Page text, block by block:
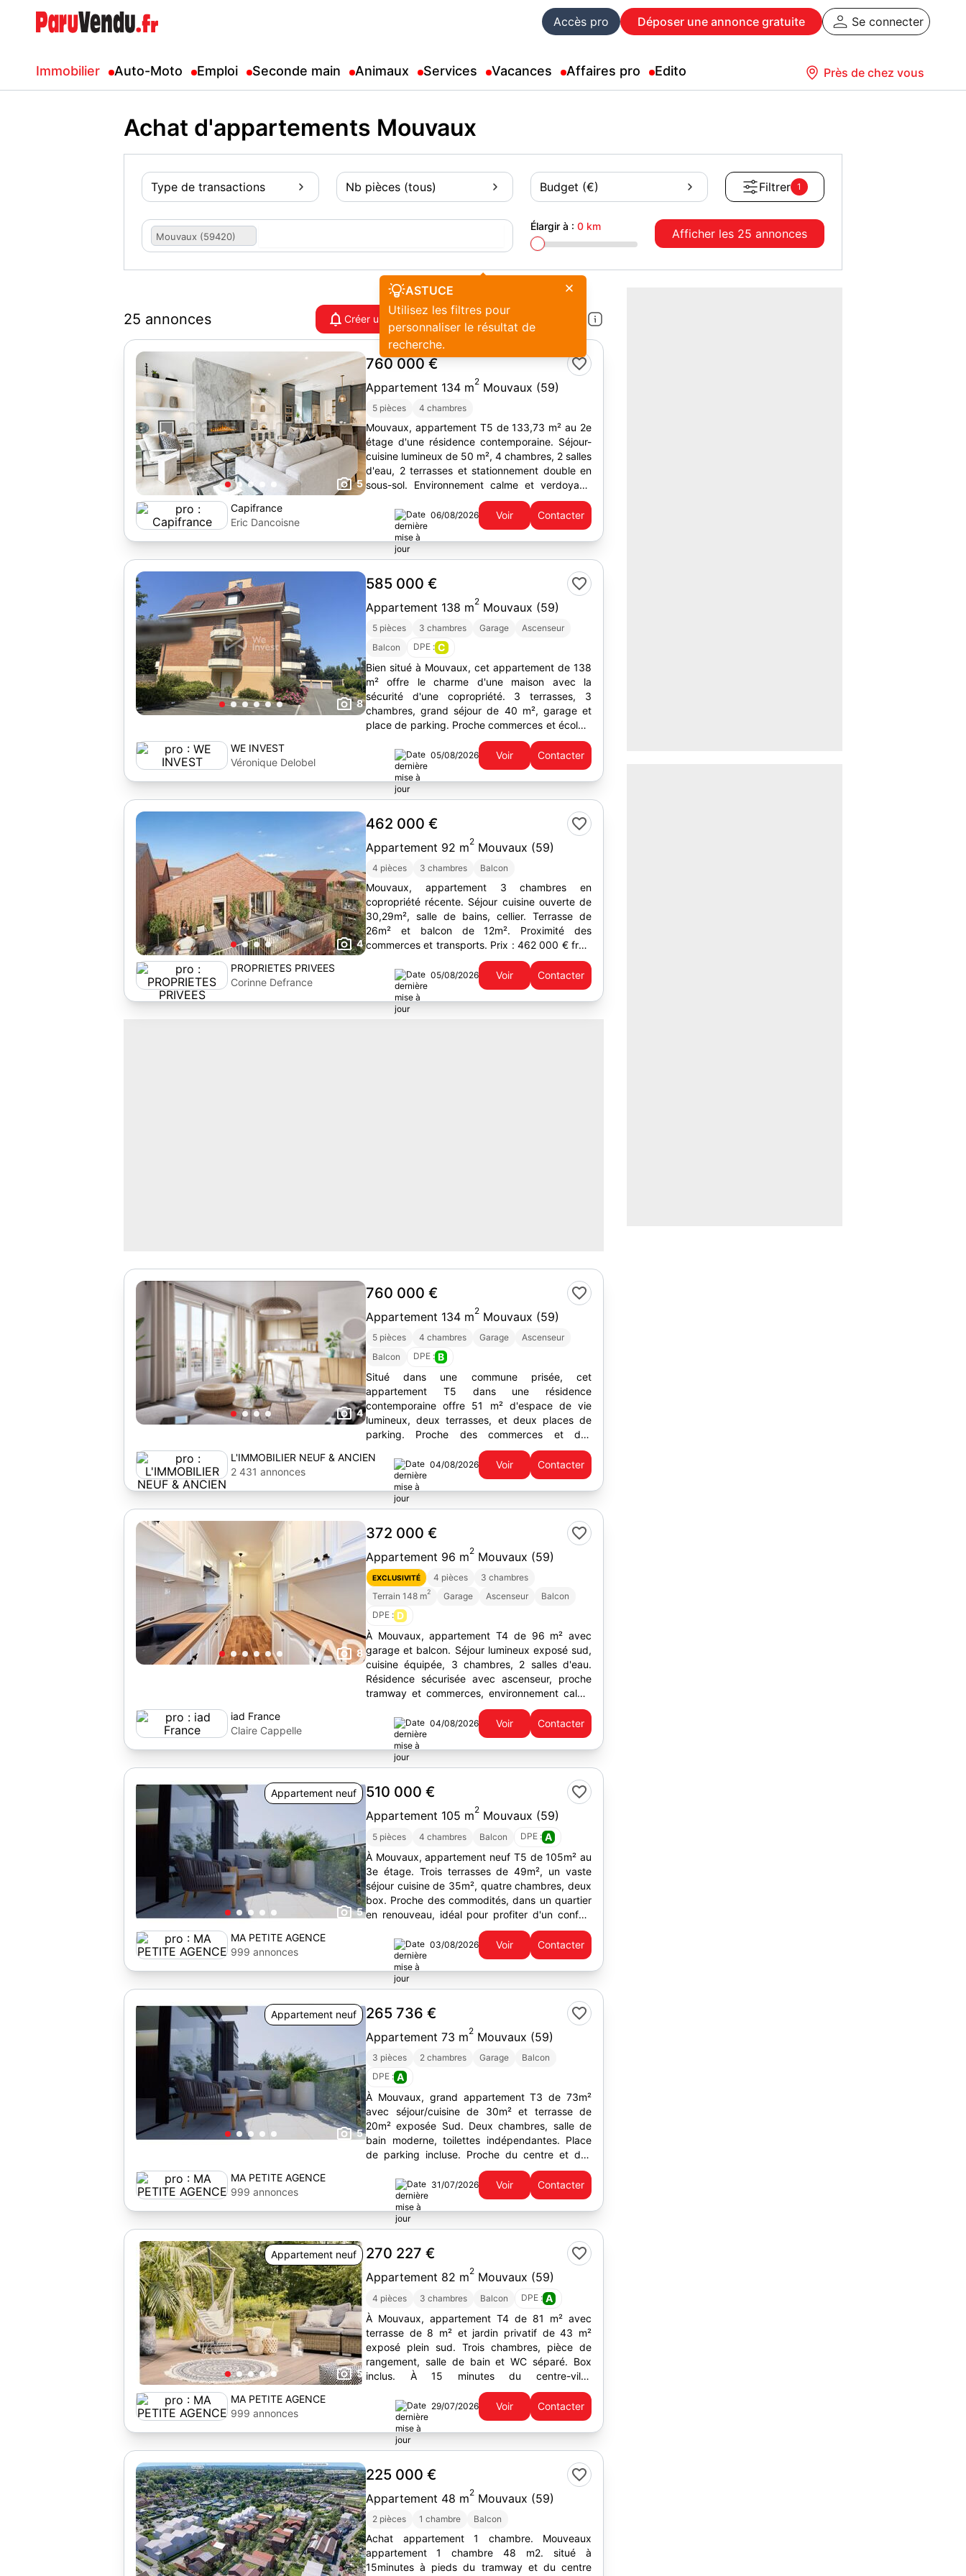
Accès pro Déposer une annonce gratuite Se connecter
Immobilier Auto-Moto Emploi Seconde main Animaux Services Vacances Affaires pro Edito Près de chez vous
Achat d'appartements Mouvaux
Type de transactions Nb pièces (tous) Budget (€) Filtrer 1
Mouvaux (59420)
Élargir à :0 km
Afficher les 25 annonces
ASTUCE
Utilisez les filtres pour
personnaliser le résultat de
recherche.
25 annonces Créer une alerte
5
760 000 €
Appartement 134 m2 Mouvaux (59)
5 pièces 4 chambres
Mouvaux, appartement T5 de 133,73 m² au 2e
étage d'une résidence contemporaine. Séjour-
cuisine lumineux de 50 m², 4 chambres, 2 salles
d'eau, 2 terrasses et stationnement double en
sous-sol. Environnement calme et verdoyant,
proche commerces et tram.
Capifrance
Eric Dancoisne
06/08/2026 Voir Contacter
8
585 000 €
Appartement 138 m2 Mouvaux (59)
5 pièces 3 chambres Garage
Ascenseur
Balcon
DPE : C
Bien situé à Mouvaux, cet appartement de 138
m² offre le charme d'une maison avec la
sécurité d'une copropriété. 3 terrasses, 3
chambres, grand séjour de 40 m², garage et
place de parking. Proche commerces et écoles,
WE INVEST
Véronique Delobel
05/08/2026 Voir Contacter
4
462 000 €
Appartement 92 m2 Mouvaux (59)
4 pièces 3 chambres Balcon
Mouvaux, appartement 3 chambres en
copropriété récente. Séjour cuisine ouverte de
30,29m², salle de bains, cellier. Terrasse de
26m² et balcon de 12m². Proximité des
commerces et transports. Prix : 462 000 € frais
d'agence à la charge du vendeur.
PROPRIETES PRIVEES
Corinne Defrance
05/08/2026 Voir Contacter
4
760 000 €
Appartement 134 m2 Mouvaux (59)
5 pièces 4 chambres Garage
Ascenseur
Balcon
DPE : B
Situé dans une commune prisée, cet
appartement T5 dans une résidence
contemporaine offre 51 m² d'espace de vie
lumineux, deux terrasses, et deux places de
parking. Proche des commerces et des
transports, il est idéal pour une vie familiale.
L'IMMOBILIER NEUF & ANCIEN
2 431 annonces
04/08/2026 Voir Contacter
8
372 000 €
Appartement 96 m2 Mouvaux (59)
EXCLUSIVITÉ 4 pièces
3 chambres
Terrain 148 m2 Garage Ascenseur
Balcon
DPE : D
À Mouvaux, appartement T4 de 96 m² avec
garage et balcon. Séjour lumineux exposé sud,
cuisine équipée, 3 chambres, 2 salles d'eau.
Résidence sécurisée avec ascenseur, proche
tramway et commerces, environnement calme
iad France
Claire Cappelle
04/08/2026 Voir Contacter
Appartement neuf
5
510 000 €
Appartement 105 m2 Mouvaux (59)
5 pièces 4 chambres Balcon DPE : A
À Mouvaux, appartement neuf T5 de 105m² au
3e étage. Trois terrasses de 49m², un vaste
séjour cuisine de 35m², quatre chambres, deux
box. Proche des commodités, dans un quartier
en renouveau, idéal pour profiter d'un confort
MA PETITE AGENCE
999 annonces
03/08/2026 Voir Contacter
Appartement neuf
5
265 736 €
Appartement 73 m2 Mouvaux (59)
3 pièces 2 chambres Garage
Balcon
DPE : A
À Mouvaux, grand appartement T3 de 73m²
avec séjour/cuisine de 30m² et terrasse de
20m² exposée Sud. Deux chambres, salle de
bain moderne, toilettes indépendantes. Place
de parking incluse. Proche du centre et des
MA PETITE AGENCE
999 annonces
31/07/2026 Voir Contacter
Appartement neuf
5
270 227 €
Appartement 82 m2 Mouvaux (59)
4 pièces 3 chambres Balcon DPE : A
À Mouvaux, appartement T4 de 81 m² avec
terrasse de 8 m² et jardin privatif de 43 m²
exposé plein sud. Trois chambres, pièce de
rangement, salle de bain et WC séparé. Box
inclus. À 15 minutes du centre-ville.
Investissement de qualité.
MA PETITE AGENCE
999 annonces
29/07/2026 Voir Contacter
225 000 €
Appartement 48 m2 Mouvaux (59)
2 pièces 1 chambre Balcon
Achat appartement 1 chambre. Mouveaux
appartement 1 chambre 48 m2. situé à
15minutes à pieds du tramway et du centre